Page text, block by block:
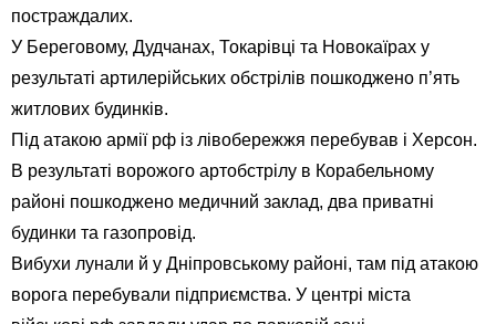
постраждалих.
У Береговому, Дудчанах, Токарівці та Новокаїрах у
результаті артилерійських обстрілів пошкоджено п’ять
житлових будинків.
Під атакою армії рф із лівобережжя перебував і Херсон.
В результаті ворожого артобстрілу в Корабельному
районі пошкоджено медичний заклад, два приватні
будинки та газопровід.
Вибухи лунали й у Дніпровському районі, там під атакою
ворога перебували підприємства. У центрі міста